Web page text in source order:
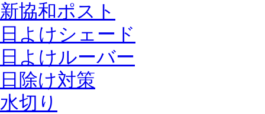
新協和ポスト
日よけシェード
日よけルーバー
日除け対策
水切り